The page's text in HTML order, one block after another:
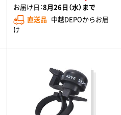
お届け日：8月26日（水）まで
直送品 中越DEPOからお届
け